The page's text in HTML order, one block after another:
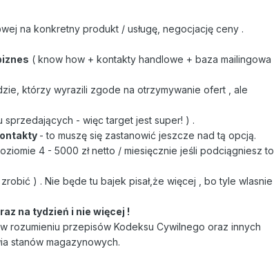
na konkretny produkt / usługę, negocjację ceny .
( know how + kontakty handlowe + baza mailingowa
którzy wyrazili zgode na otrzymywanie ofert , ale
- więc target jest super! ) .
- to muszę się zastanowić jeszcze nad tą opcją.
4 - 5000 zł netto / miesięcznie jeśli podciągniesz to
) . Nie będe tu bajek pisał,że więcej , bo tyle wlasnie ,
na tydzień i nie więcej !
rozumieniu przepisów Kodeksu Cywilnego oraz innych
stanów magazynowych.